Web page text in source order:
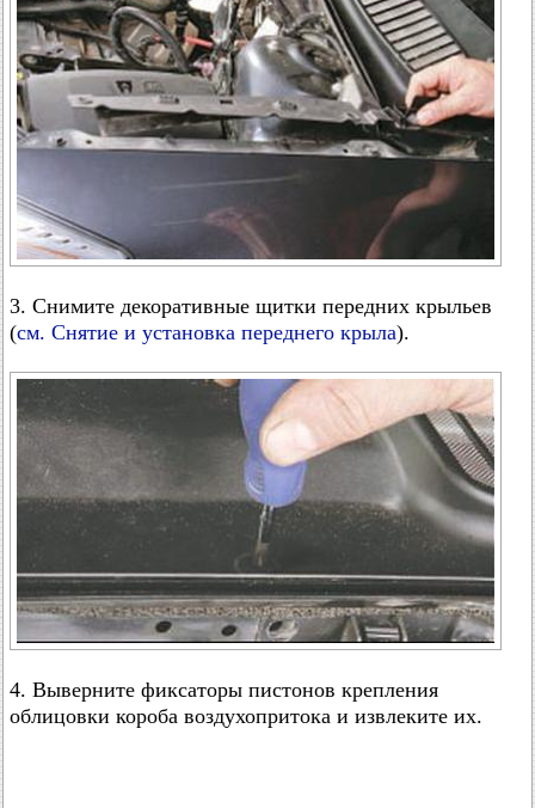
3. Снимите декоративные щитки передних крыльев
(см. Снятие и установка переднего крыла).
4. Выверните фиксаторы пистонов крепления
облицовки короба воздухопритока и извлеките их.